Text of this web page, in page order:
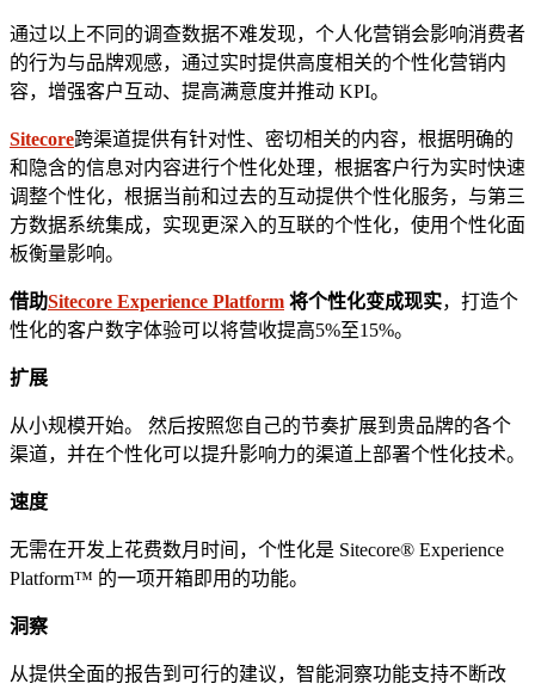
通过以上不同的调查数据不难发现，个人化营销会影响消费者
的行为与品牌观感，通过实时提供高度相关的个性化营销内
容，增强客户互动、提高满意度并推动 KPI。
Sitecore跨渠道提供有针对性、密切相关的内容，根据明确的
和隐含的信息对内容进行个性化处理，根据客户行为实时快速
调整个性化，根据当前和过去的互动提供个性化服务，与第三
方数据系统集成，实现更深入的互联的个性化，使用个性化面
板衡量影响。
借助Sitecore Experience Platform 将个性化变成现实，打造个
性化的客户数字体验可以将营收提高5%至15%。
扩展
从小规模开始。 然后按照您自己的节奏扩展到贵品牌的各个
渠道，并在个性化可以提升影响力的渠道上部署个性化技术。
速度
无需在开发上花费数月时间，个性化是 Sitecore® Experience
Platform™ 的一项开箱即用的功能。
洞察
从提供全面的报告到可行的建议，智能洞察功能支持不断改